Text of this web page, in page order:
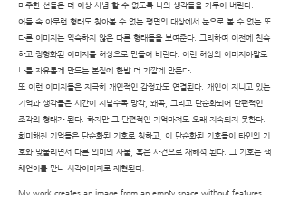
마주한 선들은 더 이상 사념 할 수 없도록 나의 생각들을 가두어 버린다.
어둠 속 아무런 형태도 찾아볼 수 없는 평면의 대상에서 눈으로 볼 수 없는 또
다른 이미지는 익숙하지 않은 다른 형태들을 보여준다. 그리하여 이전에 친숙
하고 정형화된 이미지를 허상으로 만들어 버린다. 이런 허상의 이미지야말로
나를 자유롭게 만드는 본질에 한발 더 가깝게 만든다.
또 이런 이미지들은 지극히 개인적인 감정과도 연결된다. 개인이 지니고 있는
기억과 생각들은 시간이 지날수록 망각, 왜곡, 그리고 단순화되어 단편적인
조각의 형태가 된다. 하지만 그 단편적인 기억마저도 오래 지속되지 못한다.
희미해진 기억들은 단순화된 기호로 칭하고, 이 단순화된 기호들이 타인의 기
호와 맞물리면서 다른 의미의 사물, 혹은 사건으로 재해석 된다. 그 기호는 색
채언어를 만나 시각이미지로 재현된다.
My work creates an image from an empty space without features,